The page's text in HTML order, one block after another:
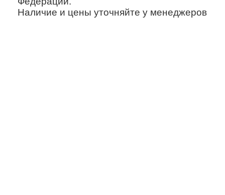
Наличие и цены уточняйте у менеджеров